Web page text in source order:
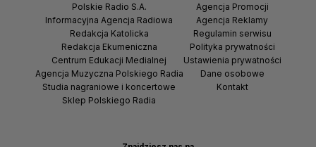
Polskie Radio S.A.
Informacyjna Agencja Radiowa
Redakcja Katolicka
Redakcja Ekumeniczna
Centrum Edukacji Medialnej
Agencja Muzyczna Polskiego Radia
Studia nagraniowe i koncertowe
Sklep Polskiego Radia
Agencja Promocji
Agencja Reklamy
Regulamin serwisu
Polityka prywatności
Ustawienia prywatności
Dane osobowe
Kontakt